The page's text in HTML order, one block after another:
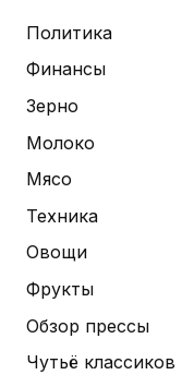
Политика
Финансы
Зерно
Молоко
Мясо
Техника
Овощи
Фрукты
Обзор прессы
Чутьё классиков